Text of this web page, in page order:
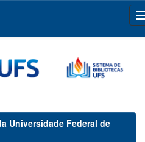
Universidade Federal de